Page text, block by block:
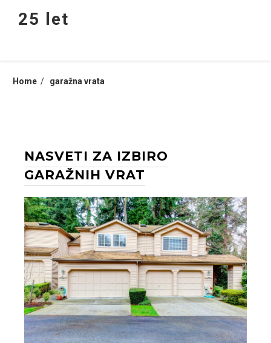
25 let
Home garažna vrata
NASVETI ZA IZBIRO
GARAŽNIH VRAT